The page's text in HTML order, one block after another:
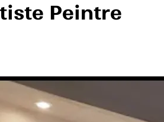
Peintre